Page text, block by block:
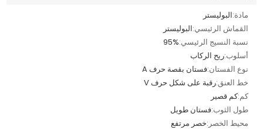
مادة:البوليستر
القماش الرئيسي:البوليستر
نسبة النسيج الرئيسي:95%
أسلوب:ريح الركاب
نوع الفستان:فستان بقصة حرف A
خط العنق:رقبة على شكل حرف V
كم:كم قصير
طول الثوب:فستان طويل
محيط الخصر:خصر مرتفع